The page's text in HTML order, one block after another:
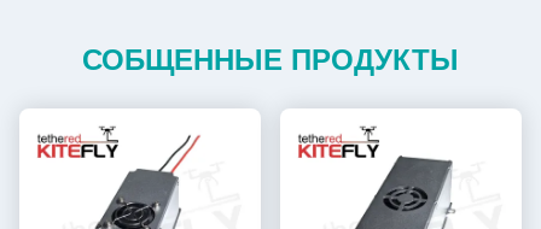
СОБЩЕННЫЕ ПРОДУКТЫ